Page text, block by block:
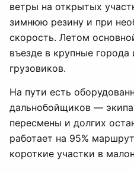
ветры на открытых
зимнюю резину и при
скорость. Летом
въезде в крупные города
грузовиков.
На пути есть
дальнобойщиков —
пересмены и долгих
работает на 95%
короткие участки в